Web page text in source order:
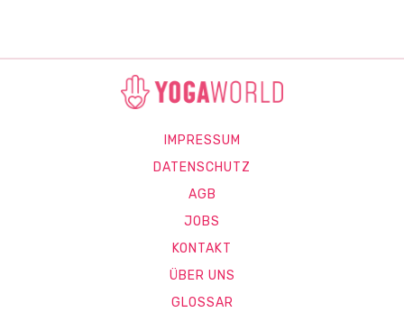
IMPRESSUM
DATENSCHUTZ
AGB
JOBS
KONTAKT
ÜBER UNS
GLOSSAR